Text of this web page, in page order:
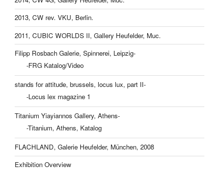
2013, CW rev. VKU, Berlin.
2011, CUBIC WORLDS II, Gallery Heufelder, Muc.
Filipp Rosbach Galerie, Spinnerei, Leipzig-
-FRG Katalog/Video
stands for attitude, brussels, locus lux, part II-
-Locus lex magazine 1
Titanium Yiayiannos Gallery, Athens-
-Titanium, Athens, Katalog
FLACHLAND, Galerie Heufelder, München, 2008
Exhibition Overview